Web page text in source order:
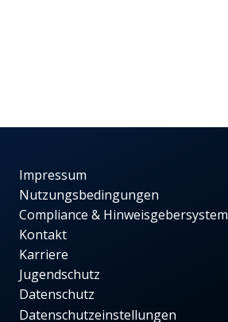
Impressum
Nutzungsbedingungen
Compliance & Hinweisgebersystem
Kontakt
Karriere
Jugendschutz
Datenschutz
Datenschutzeinstellungen